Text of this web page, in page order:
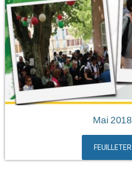
Mai 2018
FEUILLETER